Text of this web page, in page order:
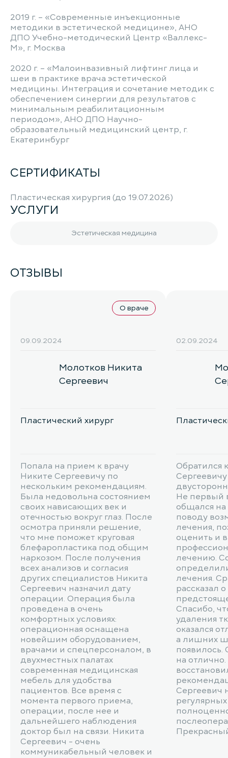
2019 г. – «Современные инъекционные
методики в эстетической медицине», АНО
ДПО Учебно-методический Центр «Валлекс-
М», г. Москва
2020 г. – «Малоинвазивный лифтинг лица и
шеи в практике врача эстетической
медицины. Интеграция и сочетание методик с
обеспечением синергии для результатов с
минимальным реабилитационным
периодом», АНО ДПО Научно-
образовательный медицинский центр, г.
Екатеринбург
СЕРТИФИКАТЫ
Пластическая хирургия (до 19.07.2026)
УСЛУГИ
Эстетическая медицина
ОТЗЫВЫ
09.09.2024
О враче
Молотков Никита
Сергеевич
Пластический хирург
Попала на прием к врачу
Никите Сергеевичу по
нескольким рекомендациям.
Была недовольна состоянием
своих нависающих век и
отечностью вокруг глаз. После
осмотра приняли решение,
что мне поможет круговая
блефаропластика под общим
наркозом. После получения
всех анализов и согласия
других специалистов Никита
Сергеевич назначил дату
операции. Операция была
проведена в очень
комфортных условиях:
операционная оснащена
новейшим оборудованием,
врачами и спецперсоналом, в
двухместных палатах
современная медицинская
мебель для удобства
пациентов. Все время с
момента первого приема,
операции, после нее и
дальнейшего наблюдения
доктор был на связи. Никита
Сергеевич - очень
коммуникабельный человек и
02.09.2024
Обратился
Не первый
общался на
поводу
лечения,
оценить и
лечению.
лечения.
рассказал
Спасибо,
удаления
оказался
а лишних
на
Сергеевич